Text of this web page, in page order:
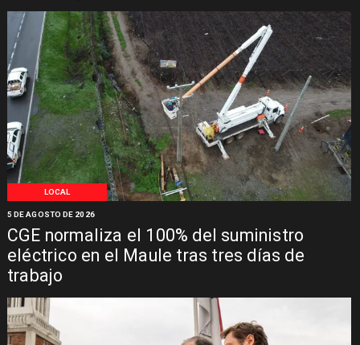
LOCAL
CGE normaliza el 100% del suministro
eléctrico en el Maule tras tres días de
trabajo
5 DE AGOSTO DE 2026